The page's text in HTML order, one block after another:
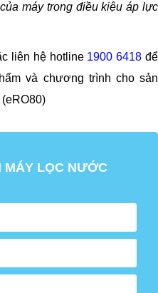
dùng khi uống trực tiếp.
loại bỏ Amip, Asen, các
máy trong điều kiệu áp lực
liên hệ hotline 1900 6418 để
và chương trình cho sản
LỌC NƯỚC